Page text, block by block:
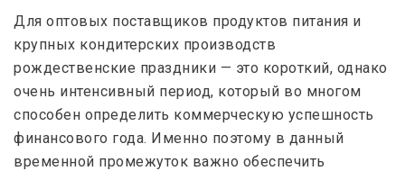
Для оптовых поставщиков продуктов питания и
крупных кондитерских производств
рождественские праздники — это короткий, однако
очень интенсивный период, который во многом
способен определить коммерческую успешность
финансового года. Именно поэтому в данный
временной промежуток важно обеспечить